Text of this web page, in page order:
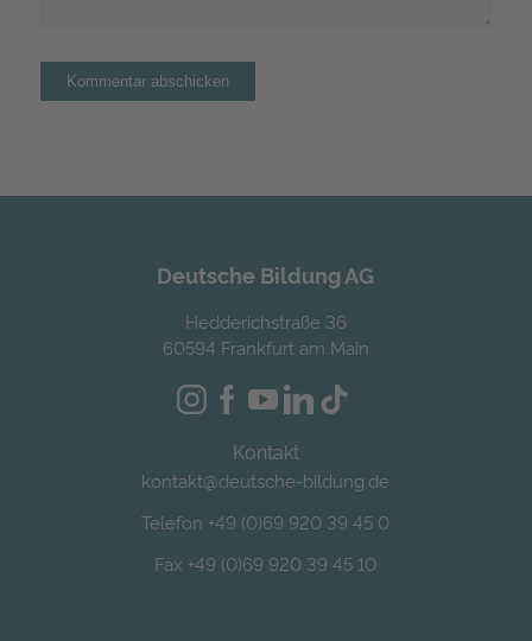
Deutsche Bildung AG
Hedderichstraße 36
60594 Frankfurt am Main
Kontakt
kontakt@deutsche-bildung.de
Telefon +49 (0)69 920 39 45 0
Fax +49 (0)69 920 39 45 10